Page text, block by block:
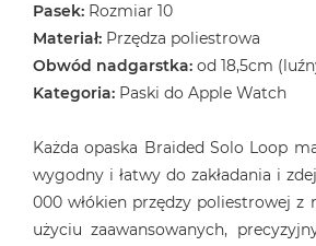
Pasek: Rozmiar 10
Materiał: Przędza poliestrowa
Obwód nadgarstka: od 18,5cm
Kategoria: Paski do Apple Watch
Każda opaska Braided Solo Loop
wygodny i łatwy do zakładania i
000 włókien przędzy poliestrowej
użyciu zaawansowanych,